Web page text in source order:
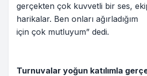
gerçekten çok kuvvetli bir ses,
harikalar. Ben onları ağırladığım
için çok mutluyum” dedi.
Turnuvalar yoğun katılımla